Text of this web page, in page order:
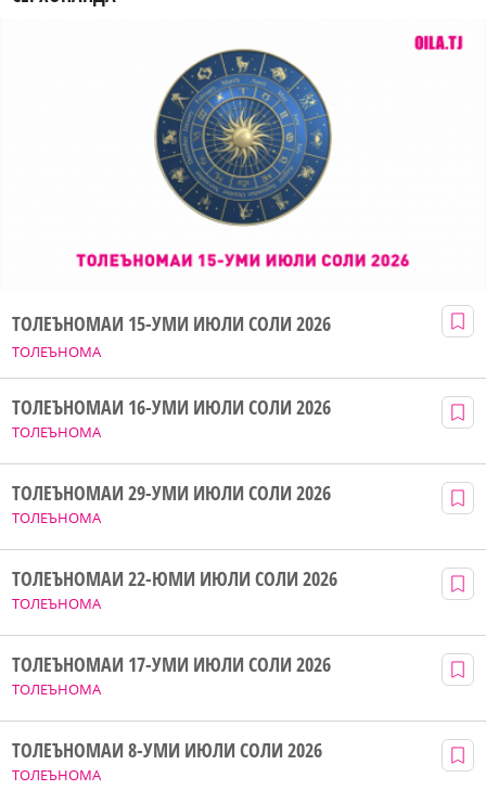
ТОЛЕЪНОМА
ТОЛЕЪНОМАИ 15-УМИ ИЮЛИ СОЛИ 2026
ТОЛЕЪНОМА
ТОЛЕЪНОМАИ 16-УМИ ИЮЛИ СОЛИ 2026
ТОЛЕЪНОМА
ТОЛЕЪНОМАИ 29-УМИ ИЮЛИ СОЛИ 2026
ТОЛЕЪНОМА
ТОЛЕЪНОМАИ 22-ЮМИ ИЮЛИ СОЛИ 2026
ТОЛЕЪНОМА
ТОЛЕЪНОМАИ 17-УМИ ИЮЛИ СОЛИ 2026
ТОЛЕЪНОМА
ТОЛЕЪНОМАИ 8-УМИ ИЮЛИ СОЛИ 2026